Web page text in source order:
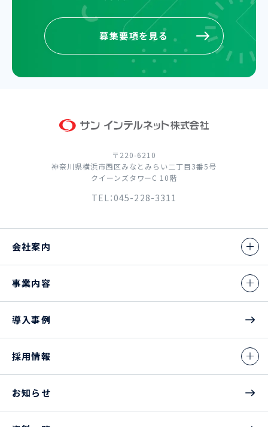
募集要項を見る
募集要項を見る
〒220-6210
神奈川県横浜市西区みなとみらい二丁目3番5号
クイーンズタワーC 10階
TEL：045-228-3311
会社案内
事業内容
導入事例
採用情報
お知らせ